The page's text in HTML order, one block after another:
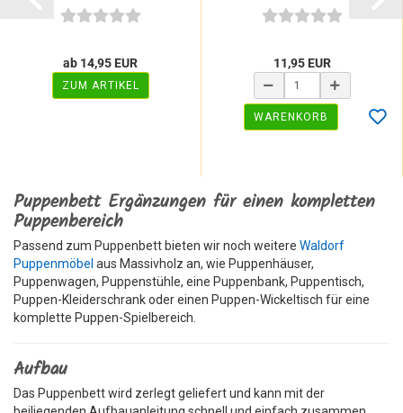
ab 14,95 EUR
ZUM ARTIKEL
11,95 EUR
WARENKORB
Puppenbett Ergänzungen für einen kompletten
Puppenbereich
Passend zum Puppenbett bieten wir noch weitere Waldorf
Puppenmöbel aus Massivholz an, wie Puppenhäuser,
Puppenwagen, Puppenstühle, eine Puppenbank, Puppentisch,
Puppen-Kleiderschrank oder einen Puppen-Wickeltisch für eine
komplette Puppen-Spielbereich.
Aufbau
Das Puppenbett wird zerlegt geliefert und kann mit der